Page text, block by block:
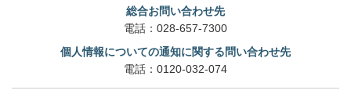
総合お問い合わせ先
電話： 028-657-7300
個人情報についての通知に関する問い合わせ先
電話： 0120-032-074